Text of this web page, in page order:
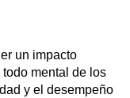
un impacto
mental de los
y el desempeño